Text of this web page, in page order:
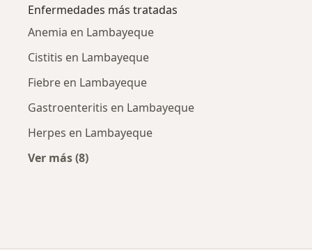
Enfermedades más tratadas
Anemia en Lambayeque
Cistitis en Lambayeque
Fiebre en Lambayeque
Gastroenteritis en Lambayeque
Herpes en Lambayeque
Ver más (8)